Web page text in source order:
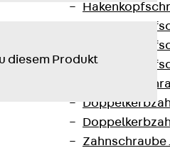
Zahnschraube
diesem Produkt